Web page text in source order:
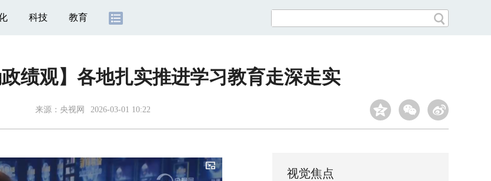
科技 教育
政绩观】各地扎实推进学习教育走深走实
来源： 央视网 2026-03-01 10:22
视觉焦点